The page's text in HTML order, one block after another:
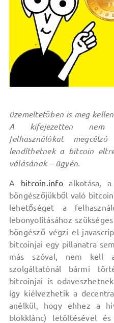
üzemeltetőben is meg
A kifejezetten nem
felhasználókat
lendíthetnek a bitcoin
válásának – ügyén.
A bitcoin.infoalkotása, a
böngészőjükből való
lehetőséget a
lebonyolításához
böngésző végzi el
bitcoinjai egy pillanatra
más szóval, nem kell
szolgáltatónál bármi
bitcoinjai is
így kiélvezhetik a
anélkül, hogy ehhez a
blokklánc) letöltésével